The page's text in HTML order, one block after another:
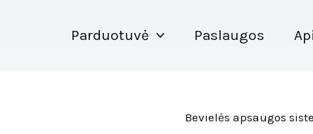
Parduotuvė Paslaugos
Bevielės apsaugos
produkto